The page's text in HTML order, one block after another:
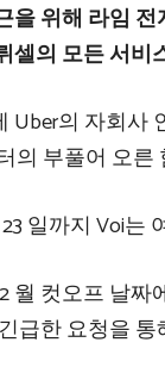
을 위해 라임
셀의 모든 서비
Uber의 자회사
의 부풀어 오
일까지 Voi
월 컷오프 날
급한 요청을